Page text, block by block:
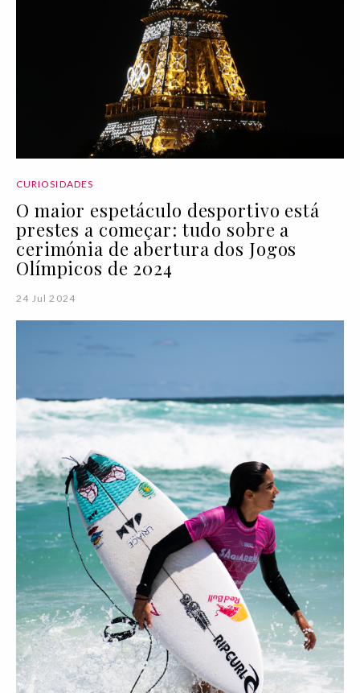
CURIOSIDADES
O maior espetáculo desportivo está
prestes a começar: tudo sobre a
cerimónia de abertura dos Jogos
Olímpicos de 2024
24 Jul 2024